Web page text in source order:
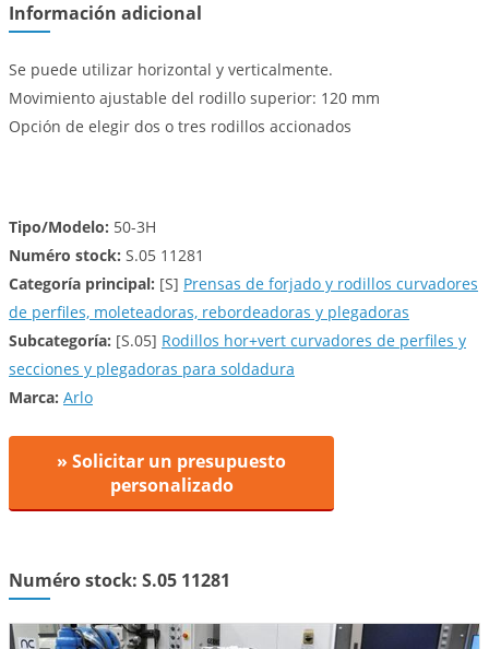
Información adicional
Se puede utilizar horizontal y verticalmente.
Movimiento ajustable del rodillo superior: 120 mm
Opción de elegir dos o tres rodillos accionados
Tipo/Modelo: 50-3H
Numéro stock: S.05 11281
Categoría principal: [S] Prensas de forjado y rodillos curvadores
de perfiles, moleteadoras, rebordeadoras y plegadoras
Subcategoría: [S.05] Rodillos hor+vert curvadores de perfiles y
secciones y plegadoras para soldadura
Marca: Arlo
» Solicitar un presupuesto
personalizado
Numéro stock: S.05 11281